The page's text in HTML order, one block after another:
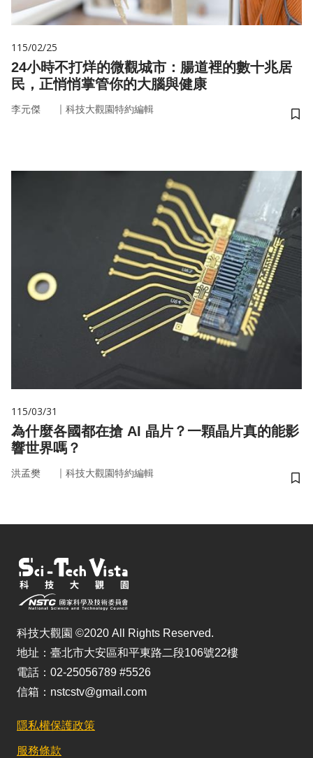
115/02/25
24小時不打烊的微觀城市：腸道裡的數十兆居
民，正悄悄掌管你的大腦與健康
李元傑 ｜ 科技大觀園特約編輯
儲
115/03/31
為什麼各國都在搶 AI 晶片？一顆晶片真的能影
響世界嗎？
洪孟樊 ｜ 科技大觀園特約編輯
儲
科技大觀園 ©2020 All Rights Reserved.
地址：臺北市大安區和平東路二段106號22樓
電話：02-25056789 #5526
信箱：nstcstv@gmail.com
隱私權保護政策
服務條款